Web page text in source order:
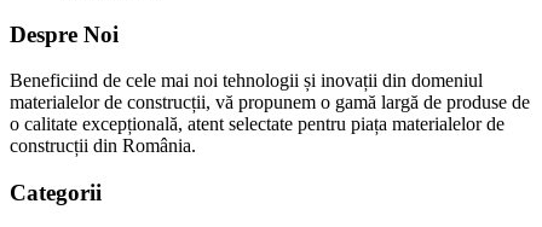
Despre Noi
Beneficiind de cele mai noi tehnologii și inovații din domeniul
materialelor de construcții, vă propunem o gamă largă de produse de
o calitate excepțională, atent selectate pentru piața materialelor de
construcții din România.
Categorii